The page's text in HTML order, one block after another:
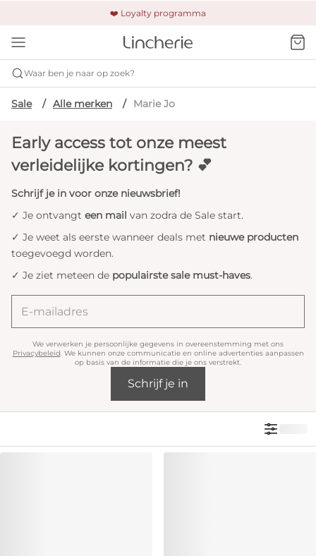
❤️ Loyalty programma
🚚 Gratis verzending & retour
🔒 Altijd veilig betalen
Waar ben je naar op zoek?
Sale Alle merken Marie Jo
Early access tot onze meest
verleidelijke kortingen? 💕
Schrijf je in voor onze nieuwsbrief!
✓ Je ontvangt een mail van zodra de Sale start.
✓ Je weet als eerste wanneer deals met nieuwe producten
toegevoegd worden.
✓ Je ziet meteen de populairste sale must-haves.
We verwerken je persoonlijke gegevens in overeenstemming met ons
Privacybeleid. We kunnen onze communicatie en online advertenties aanpassen
op basis van de informatie die je ons verstrekt.
Schrijf je in